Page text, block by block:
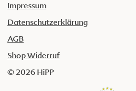
Impressum
Datenschutzerklärung
AGB
Shop Widerruf
© 2026 HiPP